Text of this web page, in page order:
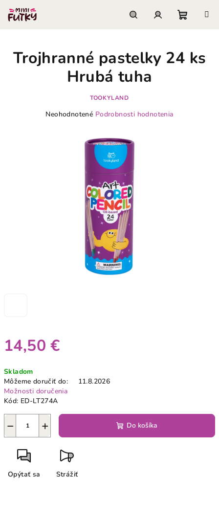
obsah
košík
14,50 €
cena:
Skladom
Môžeme doručiť do:
11.8.2026
Možnosti doručenia
Kód: ED-LT274A
+
− Do košíka
Opýtať sa Strážiť
Trojhranné pastelky 24 ks
Hrubá tuha
TOOKYLAND
Priemerné
Neohodnotené Podrobnosti hodnotenia